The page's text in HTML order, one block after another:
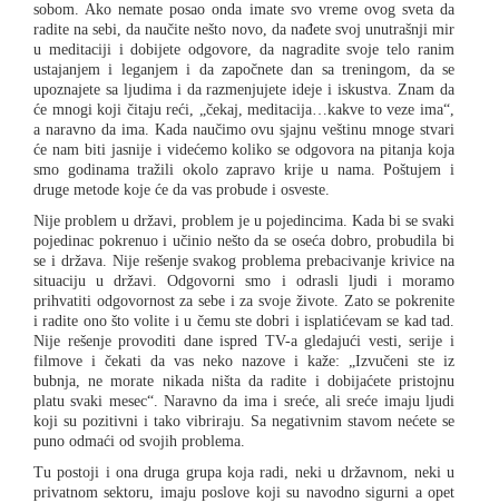
sobom. Ako nemate posao onda imate svo vreme ovog sveta da
radite na sebi, da naučite nešto novo, da nađete svoj unutrašnji mir
u meditaciji i dobijete odgovore, da nagradite svoje telo ranim
ustajanjem i leganjem i da započnete dan sa treningom, da se
upoznajete sa ljudima i da razmenjujete ideje i iskustva. Znam da
će mnogi koji čitaju reći, „čekaj, meditacija…kakve to veze ima“,
a naravno da ima. Kada naučimo ovu sjajnu veštinu mnoge stvari
će nam biti jasnije i videćemo koliko se odgovora na pitanja koja
smo godinama tražili okolo zapravo krije u nama. Poštujem i
druge metode koje će da vas probude i osveste.
Nije problem u državi, problem je u pojedincima. Kada bi se svaki
pojedinac pokrenuo i učinio nešto da se oseća dobro, probudila bi
se i država. Nije rešenje svakog problema prebacivanje krivice na
situaciju u državi. Odgovorni smo i odrasli ljudi i moramo
prihvatiti odgovornost za sebe i za svoje živote. Zato se pokrenite
i radite ono što volite i u čemu ste dobri i isplatićevam se kad tad.
Nije rešenje provoditi dane ispred TV-a gledajući vesti, serije i
filmove i čekati da vas neko nazove i kaže: „Izvučeni ste iz
bubnja, ne morate nikada ništa da radite i dobijaćete pristojnu
platu svaki mesec“. Naravno da ima i sreće, ali sreće imaju ljudi
koji su pozitivni i tako vibriraju. Sa negativnim stavom nećete se
puno odmaći od svojih problema.
Tu postoji i ona druga grupa koja radi, neki u državnom, neki u
privatnom sektoru, imaju poslove koji su navodno sigurni a opet